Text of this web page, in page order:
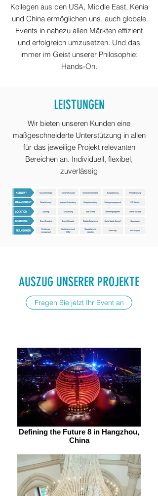
Kollegen aus den USA, Middle East, Kenia
und China ermöglichen uns, auch globale
Events in nahezu allen Märkten effizient
und erfolgreich umzusetzen. Und das
immer im Geist unserer Philosophie:
Hands-On.
LEISTUNGEN
Wir bieten unseren Kunden eine
maßgeschneiderte Unterstützung in allen
für das jeweilige Projekt relevanten
Bereichen an. Individuell, flexibel,
zuverlässig
AUSZUG UNSERER PROJEKTE
Fragen Sie jetzt Ihr Event an
Defining the Future 8 in Hangzhou,
China